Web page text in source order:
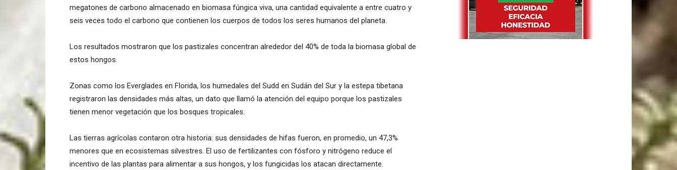
megatones de carbono almacenado en biomasa fúngica viva, una cantidad equivalente a entre cuatro y
seis veces todo el carbono que contienen los cuerpos de todos los seres humanos del planeta.
Los resultados mostraron que los pastizales concentran alrededor del 40% de toda la biomasa global de
estos hongos.
Zonas como los Everglades en Florida, los humedales del Sudd en Sudán del Sur y la estepa tibetana
registraron las densidades más altas, un dato que llamó la atención del equipo porque los pastizales
tienen menor vegetación que los bosques tropicales.
Las tierras agrícolas contaron otra historia: sus densidades de hifas fueron, en promedio, un 47,3%
menores que en ecosistemas silvestres. El uso de fertilizantes con fósforo y nitrógeno reduce el
incentivo de las plantas para alimentar a sus hongos, y los fungicidas los atacan directamente.